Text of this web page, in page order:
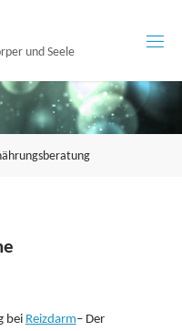
und Seele
bei Reizdarm– Der